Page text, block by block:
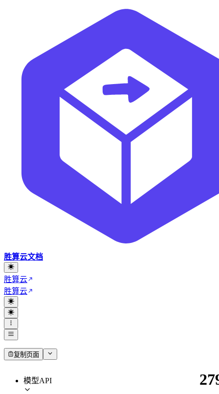
胜算云文档
胜算云
胜算云
复制页面
模型API